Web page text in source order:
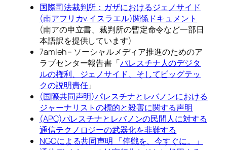
国際司法裁判所：ガザにおけるジェノサイド
(南アフリカv.イスラエル)関係ドキュメント
(南アの申立書、裁判所の暫定命令など一部日
本語訳を提供しています)
7amleh – ソーシャルメディア推進のためのア
ラブセンター報告書「パレスチナ人のデジタ
ルの権利、ジェノサイド、そしてビッグテッ
クの説明責任」
(国際共同声明)パレスチナとレバノンにおける
ジャーナリストの標的と殺害に関する声明
(APC)パレスチナとレバノンの民間人に対する
通信テクノロジーの武器化を非難する
NGOによる共同声明 「停戦を、今すぐに。」